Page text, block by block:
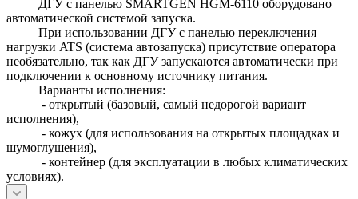
ДГУ с панелью SMARTGEN HGM-6110 оборудовано
автоматической системой запуска.
При использовании ДГУ с панелью переключения
нагрузки ATS (система автозапуска) присутствие оператора
необязательно, так как ДГУ запускаются автоматически при
подключении к основному источнику питания.
Варианты исполнения:
- открытый (базовый, самый недорогой вариант
исполнения),
- кожух (для использования на открытых площадках и
шумоглушения),
- контейнер (для эксплуатации в любых климатических
условиях).